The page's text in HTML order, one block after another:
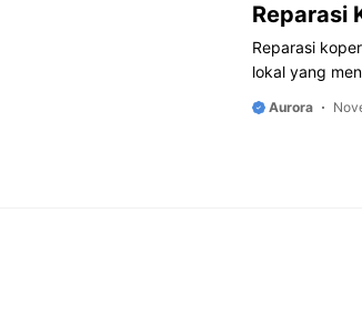
Reparasi
Reparasi
lokal yang
Aurora